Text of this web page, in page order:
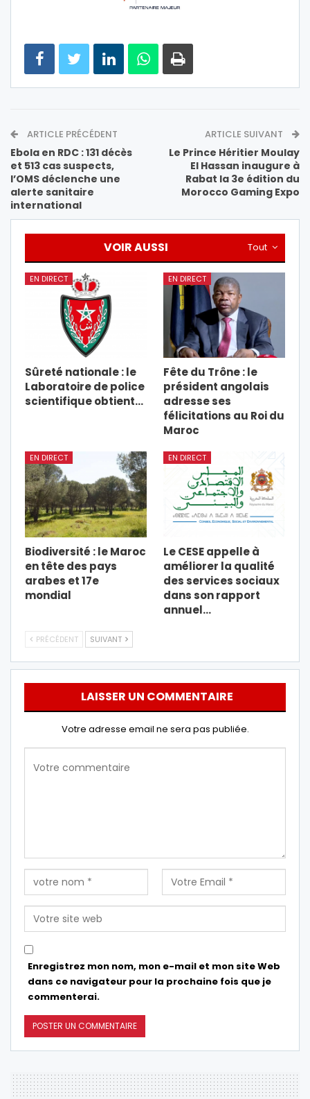
ARTICLE PRÉCÉDENT
Ebola en RDC : 131 décès
et 513 cas suspects,
l’OMS déclenche une
alerte sanitaire
international
ARTICLE SUIVANT
Le Prince Héritier Moulay
El Hassan inaugure à
Rabat la 3e édition du
Morocco Gaming Expo
Tout
VOIR AUSSI
EN DIRECT
Sûreté nationale : le
Laboratoire de police
scientifique obtient…
EN DIRECT
Fête du Trône : le
président angolais
adresse ses
félicitations au Roi du
Maroc
EN DIRECT
Biodiversité : le Maroc
en tête des pays
arabes et 17e
mondial
EN DIRECT
Le CESE appelle à
améliorer la qualité
des services sociaux
dans son rapport
annuel…
PRÉCÉDENT SUIVANT
LAISSER UN COMMENTAIRE
Votre adresse email ne sera pas publiée.
Enregistrez mon nom, mon e-mail et mon site Web
dans ce navigateur pour la prochaine fois que je
commenterai.